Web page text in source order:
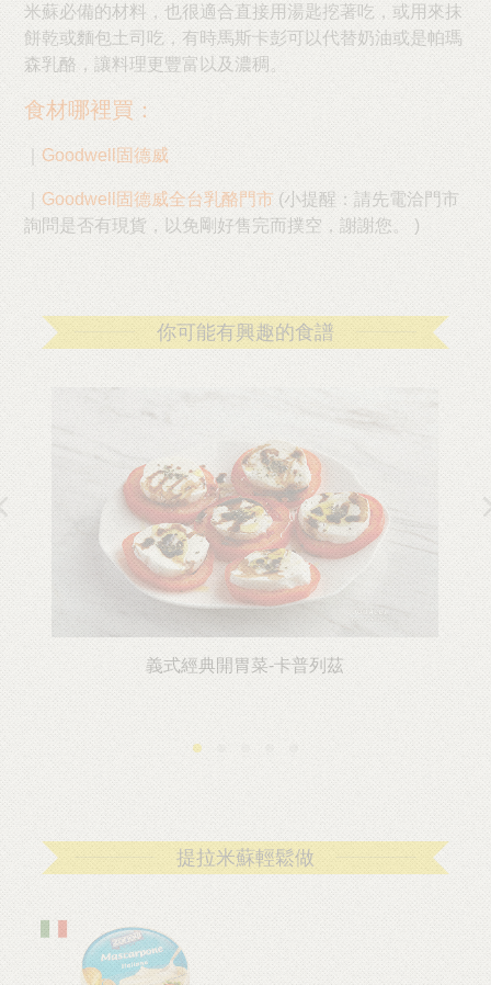
米蘇必備的材料，也很適合直接用湯匙挖著吃，或用來抹
餅乾或麵包土司吃，有時馬斯卡彭可以代替奶油或是帕瑪
森乳酪，讓料理更豐富以及濃稠。
食材哪裡買：
｜Goodwell固德威
Goodwell固德威全台乳酪門市 (小提醒：請先電洽門市
詢問是否有現貨，以免剛好售完而撲空，謝謝您。 )
你可能有興趣的食譜
義式經典開胃菜-卡普列茲
提拉米蘇輕鬆做